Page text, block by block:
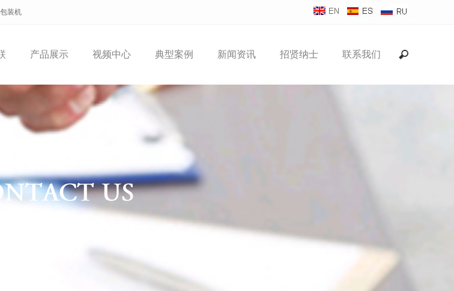
装机
产品展示 视频中心 典型案例 新闻资讯 招贤纳士 联系我们